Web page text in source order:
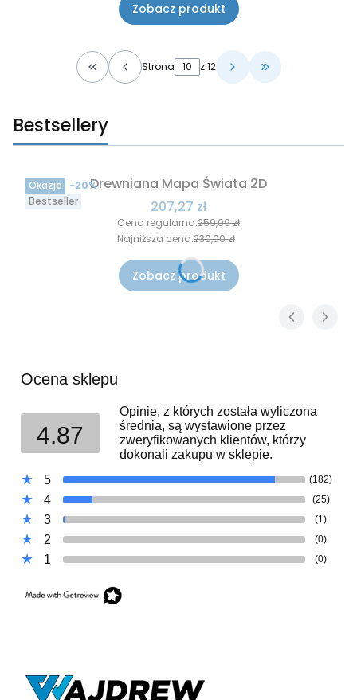
Zobacz produkt
Wróć do pierwszej strony z produktami
Strona z 12 Przejdź do
Bestsellery
Okazja
Bestseller
Drewniana Mapa Świata 2D
Cena promocyjna
207,27 zł
Cena regularna:259,09 zł
-20%
Najniższa cena:230,00 zł
Zobacz produkt
Ocena sklepu
4.87
Opinie, z których została wyliczona
średnia, są wystawione przez
zweryfikowanych klientów, którzy
dokonali zakupu w sklepie.
5
(182)
4 (25)
3 (1)
2 (0)
1 (0)